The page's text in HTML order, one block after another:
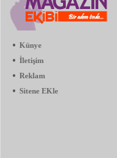
• Künye
• İletişim
• Reklam
• Sitene EKle